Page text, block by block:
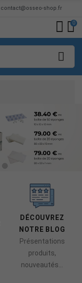
contact@osseo-shop.fr
0
DÉCOUVREZ
NOTRE BLOG
Présentations
produits,
nouveautés...